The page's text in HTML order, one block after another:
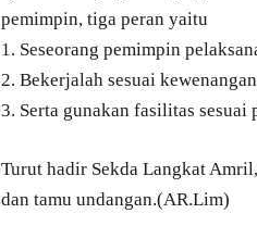
pemimpin, tiga peran yaitu
1. Seseorang pemimpin
2. Bekerjalah sesuai
3. Serta gunakan fasilitas sesuai
Turut hadir Sekda Langkat
dan tamu undangan.(AR.Lim)